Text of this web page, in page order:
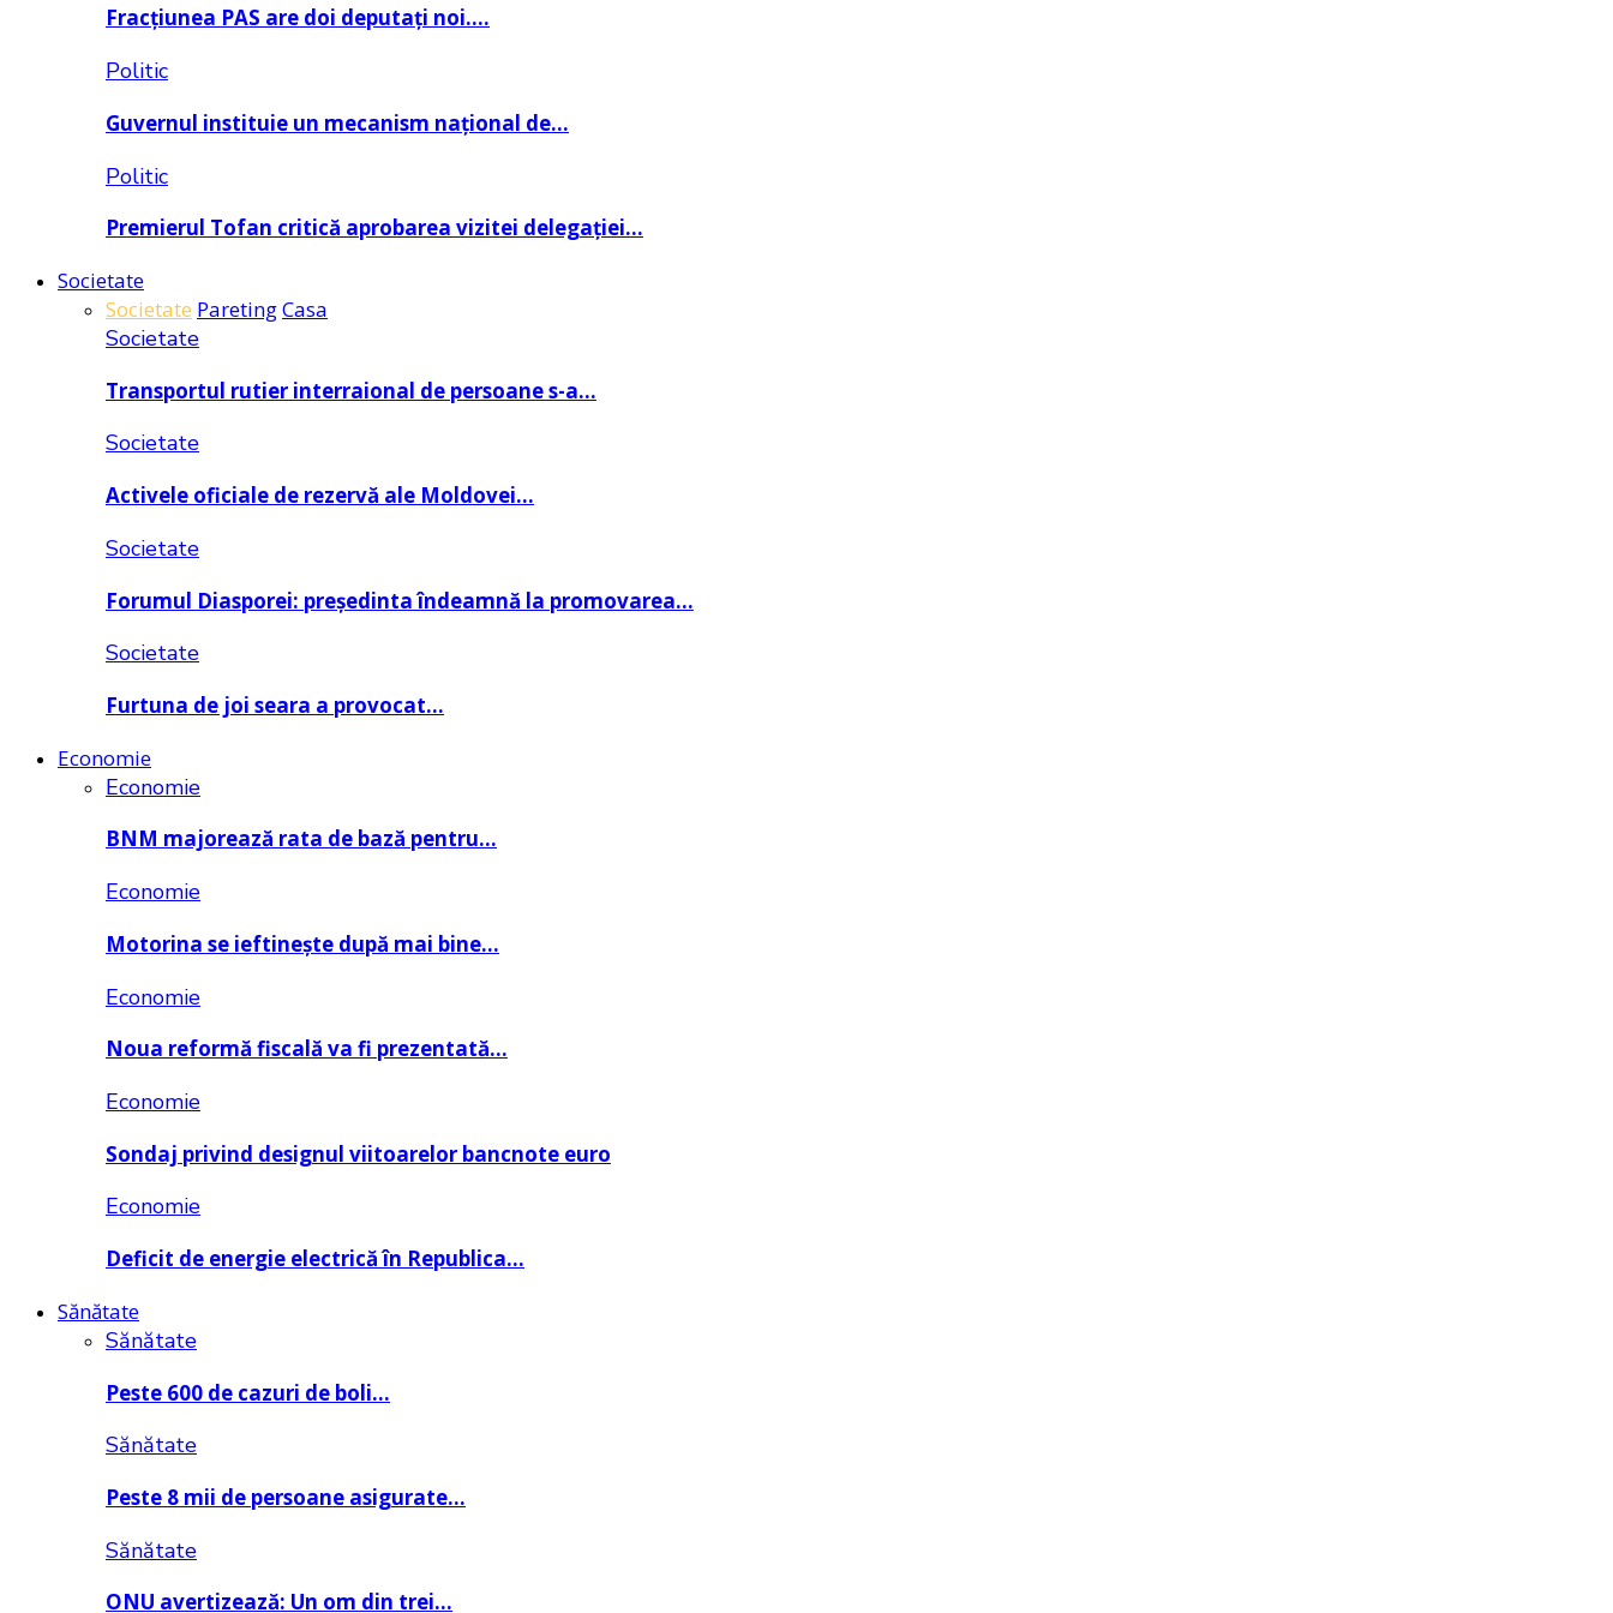
Fracțiunea PAS are doi deputați noi….
Politic
Guvernul instituie un mecanism național de…
Politic
Premierul Tofan critică aprobarea vizitei delegației…
Societate
Societate ParetingCasa
Societate
Transportul rutier interraional de persoane s-a…
Societate
Activele oficiale de rezervă ale Moldovei…
Societate
Forumul Diasporei: președinta îndeamnă la promovarea…
Societate
Furtuna de joi seara a provocat…
Economie
Economie
BNM majorează rata de bază pentru…
Economie
Motorina se ieftinește după mai bine…
Economie
Noua reformă fiscală va fi prezentată…
Economie
Sondaj privind designul viitoarelor bancnote euro
Economie
Deficit de energie electrică în Republica…
Sănătate
Sănătate
Peste 600 de cazuri de boli…
Sănătate
Peste 8 mii de persoane asigurate…
Sănătate
ONU avertizează: Un om din trei…